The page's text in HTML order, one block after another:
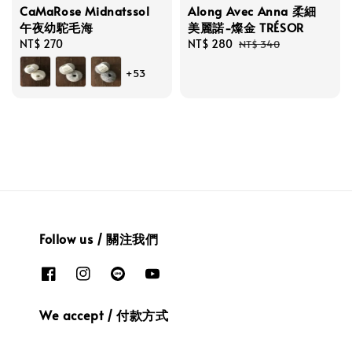
CaMaRose Midnatssol
午夜幼駝毛海
Regular
price
NT$ 270
+53
Along Avec Anna 柔細
美麗諾-燦金 TRÉSOR
Sale
NT$ 280 Regular
NT$ 340
Follow us / 關注我們
We accept / 付款方式